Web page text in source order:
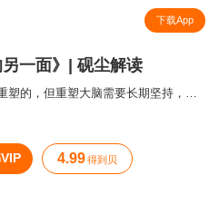
下载App
另一面》| 砚尘解读
大脑是可以重塑的，但重塑大脑需要长期坚持，不断强化。
4.99 得到贝